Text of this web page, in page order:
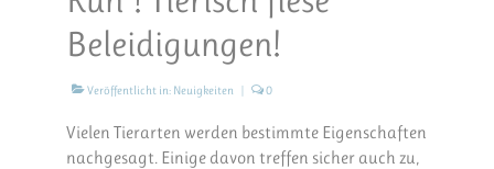
Beleidigungen!
Veröffentlicht in: Neuigkeiten | 0
Vielen Tierarten werden bestimmte Eigenschaften
nachgesagt. Einige davon treffen sicher auch zu,